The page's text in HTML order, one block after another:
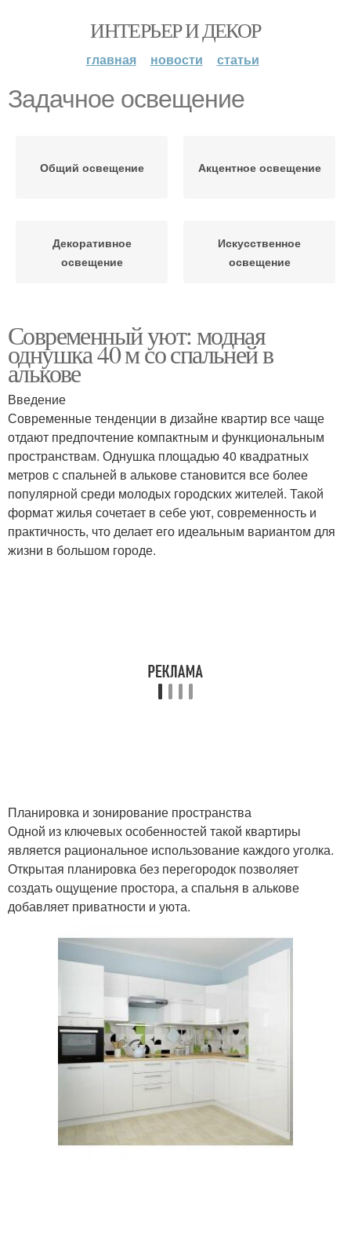
ИНТЕРЬЕР И ДЕКОР
главная новости статьи
Задачное освещение
Общий освещение Акцентное освещение
Декоративное
освещение
Искусственное
освещение
Современный уют: модная
однушка 40 м со спальней в
алькове
Введение
Современные тенденции в дизайне квартир все чаще
отдают предпочтение компактным и функциональным
пространствам. Однушка площадью 40 квадратных
метров с спальней в алькове становится все более
популярной среди молодых городских жителей. Такой
формат жилья сочетает в себе уют, современность и
практичность, что делает его идеальным вариантом для
жизни в большом городе.
Планировка и зонирование пространства
Одной из ключевых особенностей такой квартиры
является рациональное использование каждого уголка.
Открытая планировка без перегородок позволяет
создать ощущение простора, а спальня в алькове
добавляет приватности и уюта.